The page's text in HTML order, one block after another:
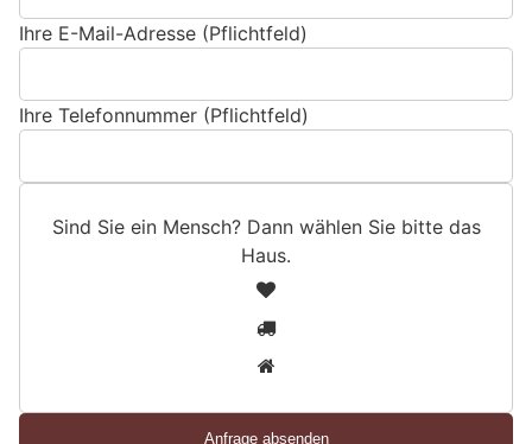
Ihre E-Mail-Adresse (Pflichtfeld)
Ihre Telefonnummer (Pflichtfeld)
Sind Sie ein Mensch? Dann wählen Sie bitte das
Haus.